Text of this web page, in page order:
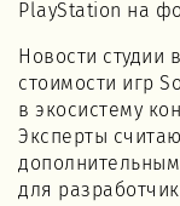
PlayStation на
Новости студии
стоимости игр
в экосистему
Эксперты
для